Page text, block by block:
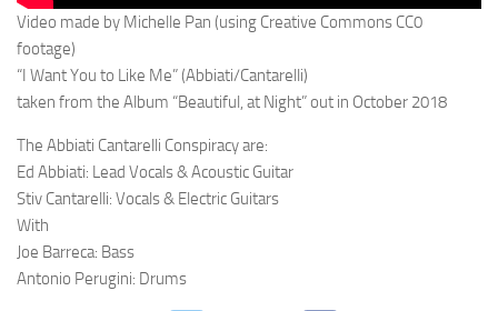
Video made by Michelle Pan (using Creative Commons CC0
footage)
“I Want You to Like Me” (Abbiati/Cantarelli)
taken from the Album “Beautiful, at Night” out in October 2018
The Abbiati Cantarelli Conspiracy are:
Ed Abbiati: Lead Vocals & Acoustic Guitar
Stiv Cantarelli: Vocals & Electric Guitars
With
Joe Barreca: Bass
Antonio Perugini: Drums